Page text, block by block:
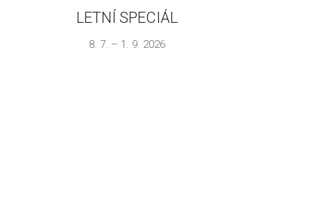
LETNÍ SPECIÁL
8. 7. – 1. 9. 2026